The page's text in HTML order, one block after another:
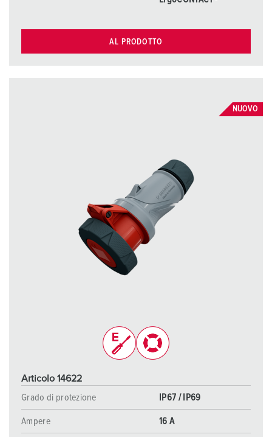
AL PRODOTTO
NUOVO
Articolo 14622
Grado di protezione
IP67 / IP69
Ampere 16 A